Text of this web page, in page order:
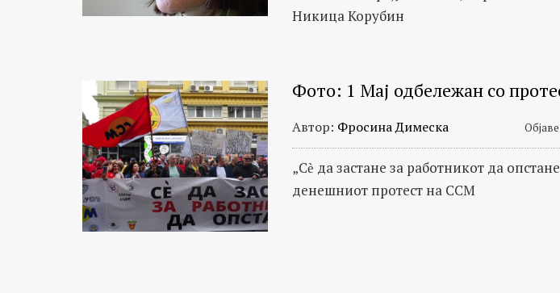
Никица Корубин
Фото: 1 Мај одбележан со
Автор: Фросина Димеска
„Сѐ да застане за работникот да
денешниот протест на ССМ